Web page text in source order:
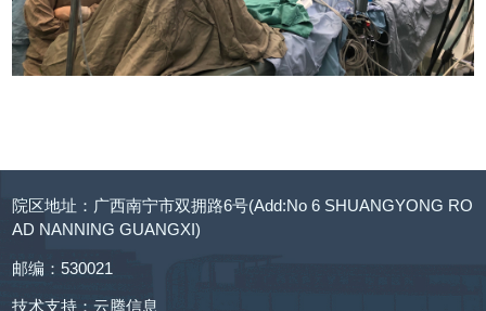
院区地址：广西南宁市双拥路6号(Add:No 6 SHUANGYONG RO
AD NANNING GUANGXI)
邮编：530021
技术支持：云腾信息